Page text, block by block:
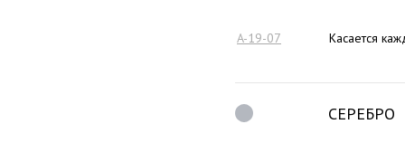
A-19-07 Касается
СЕРЕБРО